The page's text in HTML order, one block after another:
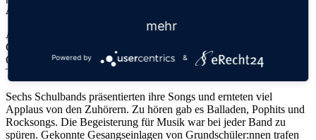
Aktuelles
Am 08.07. fand erneut das beliebte Schulbandfestival statt.
Gastgeber war dieses Jahr die Hardtschule Durmersheim.
Organisiert wird das jährlich stattfindende Begegnungskonzert von
Tim Jonatzke (Rektor der Rheinauschule Au am Rhein).
Sechs Schulbands präsentierten ihre Songs und ernteten viel
Applaus von den Zuhörern. Zu hören gab es Balladen, Pophits und
Rocksongs. Die Begeisterung für Musik war bei jeder Band zu
spüren. Gekonnte Gesangseinlagen von Grundschüler:nnen trafen
mehr
Powered by &